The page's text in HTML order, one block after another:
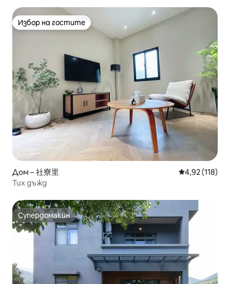
Избор на гостите
Избор на гостите
Дом – 社寮里 Средна
4,92 (118)
Тих дъжд
Супердомакин
Супердомакин